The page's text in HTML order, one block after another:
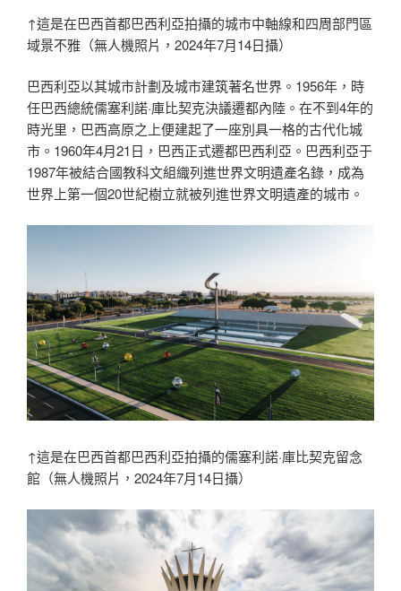
↑這是在巴西首都巴西利亞拍攝的城市中軸線和四周部門區
域景不雅（無人機照片，2024年7月14日攝）
巴西利亞以其城市計劃及城市建筑著名世界。1956年，時
任巴西總統儒塞利諾·庫比契克決議遷都內陸。在不到4年的
時光里，巴西高原之上便建起了一座別具一格的古代化城
市。1960年4月21日，巴西正式遷都巴西利亞。巴西利亞于
1987年被結合國教科文組織列進世界文明遺產名錄，成為
世界上第一個20世紀樹立就被列進世界文明遺產的城市。
↑這是在巴西首都巴西利亞拍攝的儒塞利諾·庫比契克留念
館（無人機照片，2024年7月14日攝）